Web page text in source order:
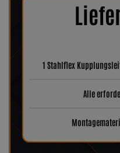
1 Stahlflex
Alle